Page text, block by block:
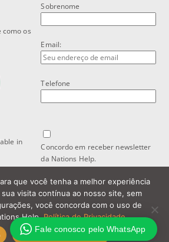
como os
in
Proteção
Sobrenome
Email:
Telefone
Concordo em receber newsletter
da Nations Help.
que você tenha a melhor experiência
visita contínua ao nosso site, sem
você concorda com o uso de
Help.Política de Privacidade
Política de Privacidade
Fale conosco pelo WhatsApp